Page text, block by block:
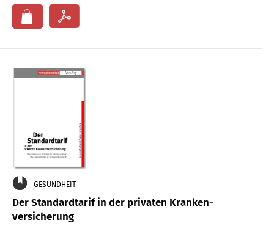
GESUNDHEIT
Der Standard­tarif in der privaten Kranken­
versicherung